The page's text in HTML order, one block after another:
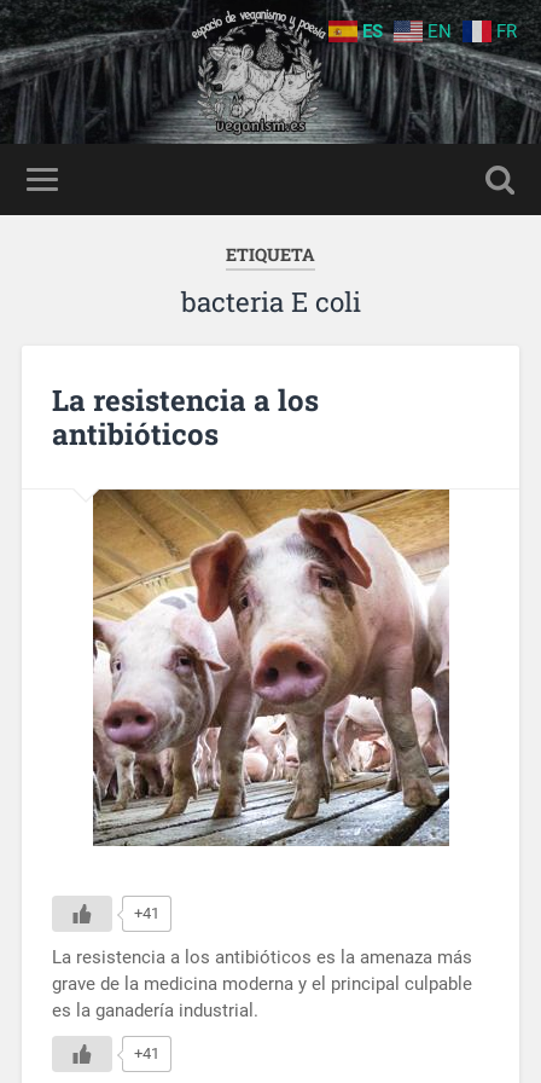
ETIQUETA
bacteria E coli
La resistencia a los
antibióticos
+41
La resistencia a los antibióticos es la amenaza más
grave de la medicina moderna y el principal culpable
es la ganadería industrial.
+41
ES EN FR